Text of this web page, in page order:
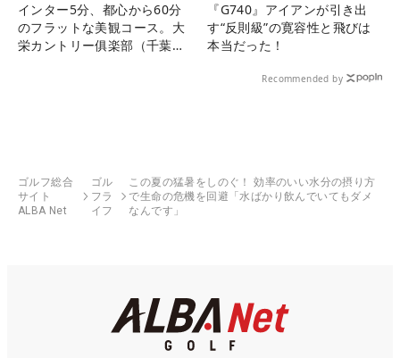
インター5分、都心から60分
のフラットな美観コース。大
栄カントリー俱楽部（千葉
『G740』アイアンが引き出
す“反則級”の寛容性と飛びは
本当だった！
Recommended by
ゴルフ総合
サイト
ALBA Net
ゴル
フラ
イフ
この夏の猛暑をしのぐ！ 効率のいい水分の摂り方
で生命の危機を回避「水ばかり飲んでいてもダメ
なんです」